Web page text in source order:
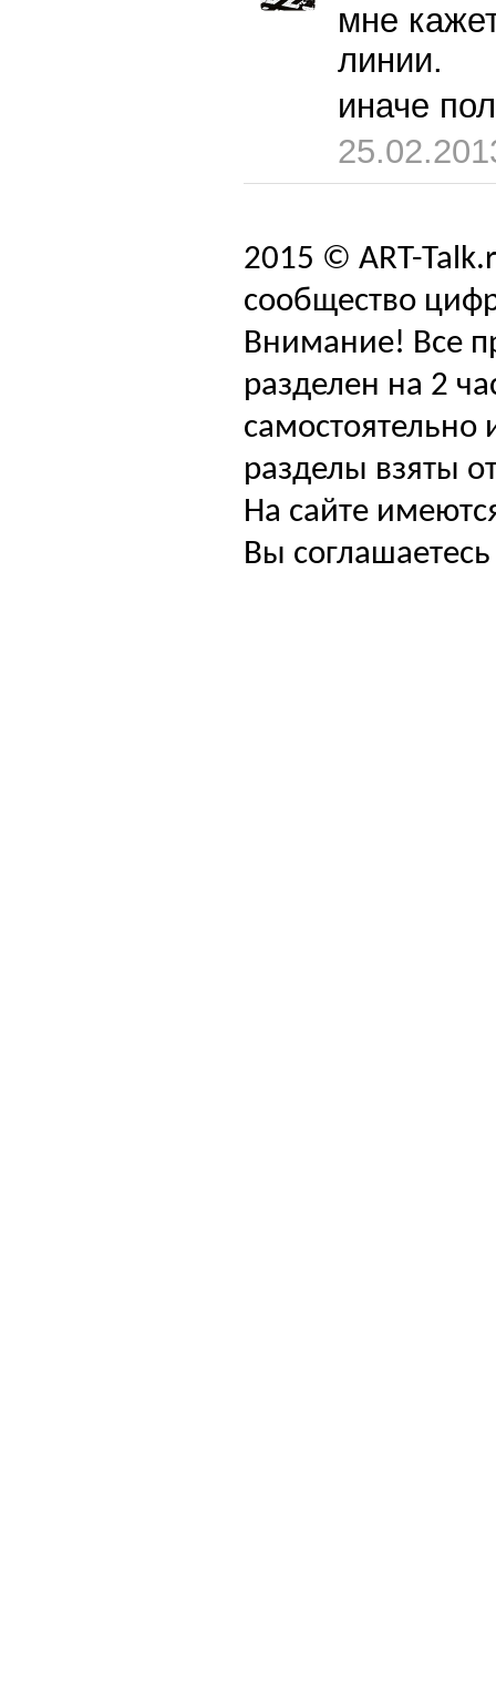
мне
линии.
иначе
2015 © ART-
сообщество
Внимание! Все
разделен на 2
самостоятельно
разделы взяты
На сайте
Вы